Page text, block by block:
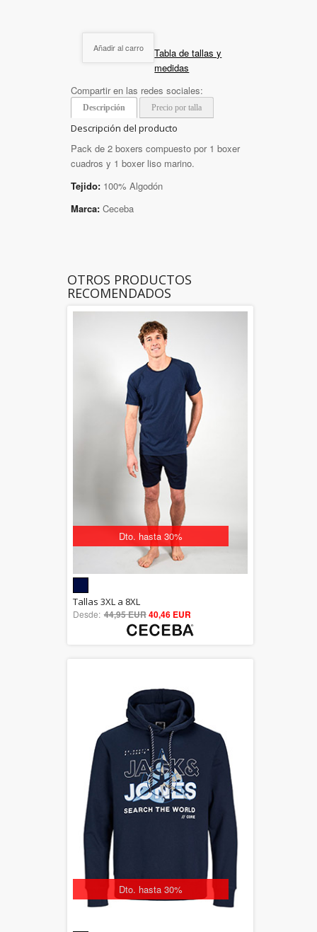
Añadir al carro
Tabla de tallas y
medidas
Compartir en las redes sociales:
Descripción Precio por talla
Descripción del producto
Pack de 2 boxers compuesto por 1 boxer
cuadros y 1 boxer liso marino.
Tejido: 100% Algodón
Marca: Ceceba
OTROS PRODUCTOS
RECOMENDADOS
Dto. hasta 30%
5.00
out of 5
Tallas 3XL a 8XL
Desde: 44,95 EUR40,46 EUR
Dto. hasta 30%